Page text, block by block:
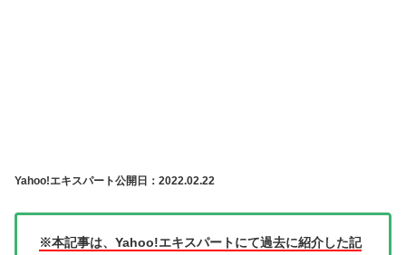
Yahoo!エキスパート公開日：2022.02.22
※本記事は、Yahoo!エキスパートにて過去に紹介した記